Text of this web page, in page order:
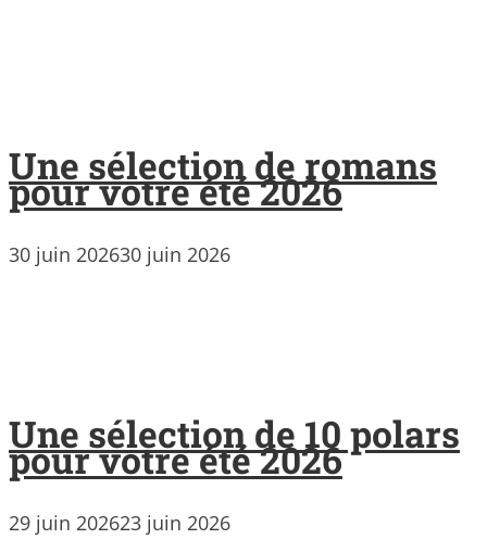
Une sélection de romans
pour votre été 2026
30 juin 202630 juin 2026
Une sélection de 10 polars
pour votre été 2026
29 juin 202623 juin 2026